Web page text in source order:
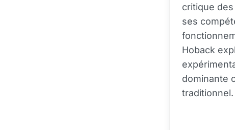
critique
ses
Hoback
dominante
traditionnel.